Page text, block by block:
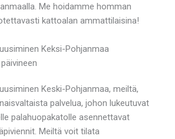
Me hoidamme homman
kattoalan ammattilaisina!
Keksi-Pohjanmaa
Keski-Pohjanmaa, meiltä,
palvelua, johon lukeutuvat
palahuopakatolle asennettavat
Meiltä voit tilata